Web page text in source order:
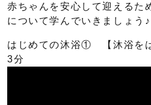
赤ちゃんを安心して迎えるた
について学んでいきましょう♪
はじめての沐浴① 【沐浴を
3分